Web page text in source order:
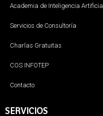
Academia de Inteligencia Artificial
Servicios de Consultoría
Charlas Gratuitas
COS INFOTEP
Contacto
SERVICIOS